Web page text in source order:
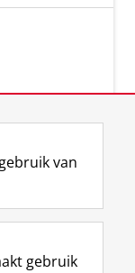
I
n
t
Y
o
T
van
gebruik